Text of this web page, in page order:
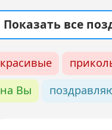
Показать все
красивые
на Вы